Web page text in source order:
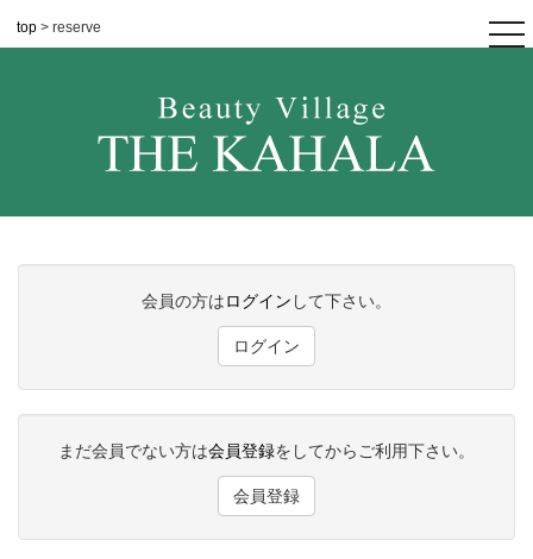
top > reserve
会員の方はログイン して下さい。
ログイン
まだ会員でない方は会員登録をしてからご利用下さい。
会員登録